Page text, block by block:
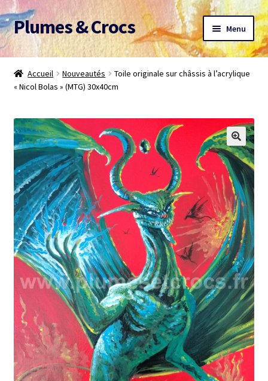
Aller
à
la
navigation
Aller
au
contenu
Plumes & Crocs Menu
Accueil
Devis gratuit
Panier
Mon compte
A propos
CGV
Me contacter
Accueil Nouveautés
Toile originale sur châssis à l’acrylique
« Nicol Bolas » (MTG) 30x40cm